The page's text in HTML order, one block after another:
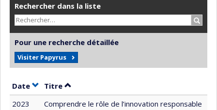
Rechercher dans la liste
Pour une recherche détaillée
Visiter Papyrus
Date Trier par date en ordre croissant
Titre Trier par titre en ordre croissant
2023
Comprendre le rôle de l’innovation responsable